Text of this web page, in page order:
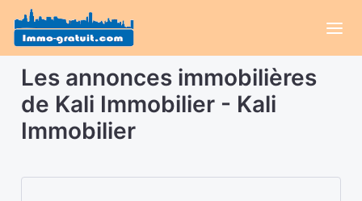
Les annonces immobilières
de Kali Immobilier - Kali
Immobilier